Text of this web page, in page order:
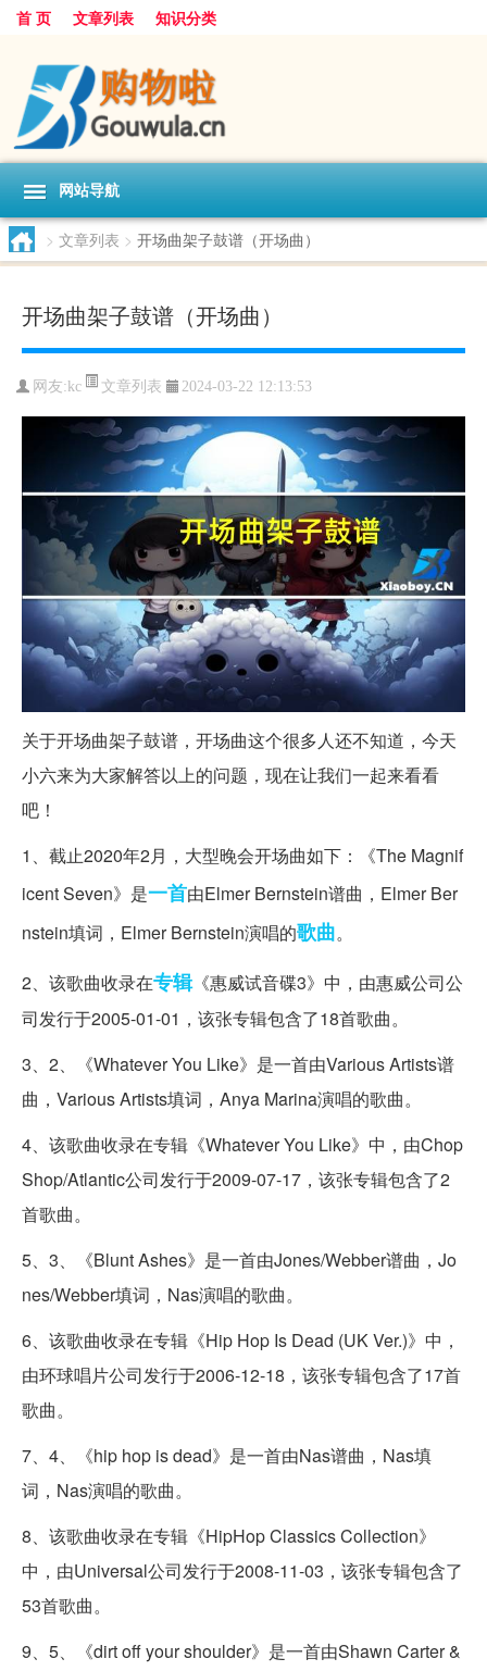
首 页 文章列表 知识分类
网站导航
> 文章列表 > 开场曲架子鼓谱（开场曲）
开场曲架子鼓谱（开场曲）
网友:kc 文章列表 2024-03-22 12:13:53
关于开场曲架子鼓谱，开场曲这个很多人还不知道，今天
小六来为大家解答以上的问题，现在让我们一起来看看
吧！
1、截止2020年2月，大型晚会开场曲如下：《The Magnif
icent Seven》是一首由Elmer Bernstein谱曲，Elmer Ber
nstein填词，Elmer Bernstein演唱的歌曲。
2、该歌曲收录在专辑《惠威试音碟3》中，由惠威公司公
司发行于2005-01-01，该张专辑包含了18首歌曲。
3、2、《Whatever You Like》是一首由Various Artists谱
曲，Various Artists填词，Anya Marina演唱的歌曲。
4、该歌曲收录在专辑《Whatever You Like》中，由Chop
Shop/Atlantic公司发行于2009-07-17，该张专辑包含了2
首歌曲。
5、3、《Blunt Ashes》是一首由Jones/Webber谱曲，Jo
nes/Webber填词，Nas演唱的歌曲。
6、该歌曲收录在专辑《Hip Hop Is Dead (UK Ver.)》中，
由环球唱片公司发行于2006-12-18，该张专辑包含了17首
歌曲。
7、4、《hip hop is dead》是一首由Nas谱曲，Nas填
词，Nas演唱的歌曲。
8、该歌曲收录在专辑《HipHop Classics Collection》
中，由Universal公司发行于2008-11-03，该张专辑包含了
53首歌曲。
9、5、《dirt off your shoulder》是一首由Shawn Carter &